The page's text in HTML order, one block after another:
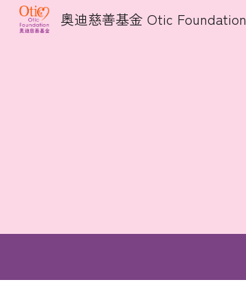
奧迪慈善基金 Otic Foundation